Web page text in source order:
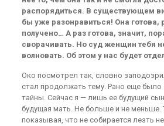
распорядиться. В существующем
бы уже разонравиться! Она готова,
получено… А раз готова, значит,
сворачивать. Но суд женщин тебя
волновать. Об этом у нас будет
Око посмотрел так, словно
стал продолжать тему. Рано еще
тайны. Сейчас я — лишь ее будущий
будущая мать. Не больше и не меньше.
показывая, что не собирается лезть